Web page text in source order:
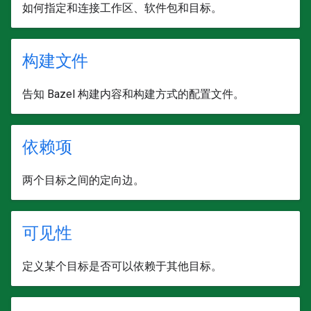
如何指定和连接工作区、软件包和目标。
构建文件
告知 Bazel 构建内容和构建方式的配置文件。
依赖项
两个目标之间的定向边。
可见性
定义某个目标是否可以依赖于其他目标。